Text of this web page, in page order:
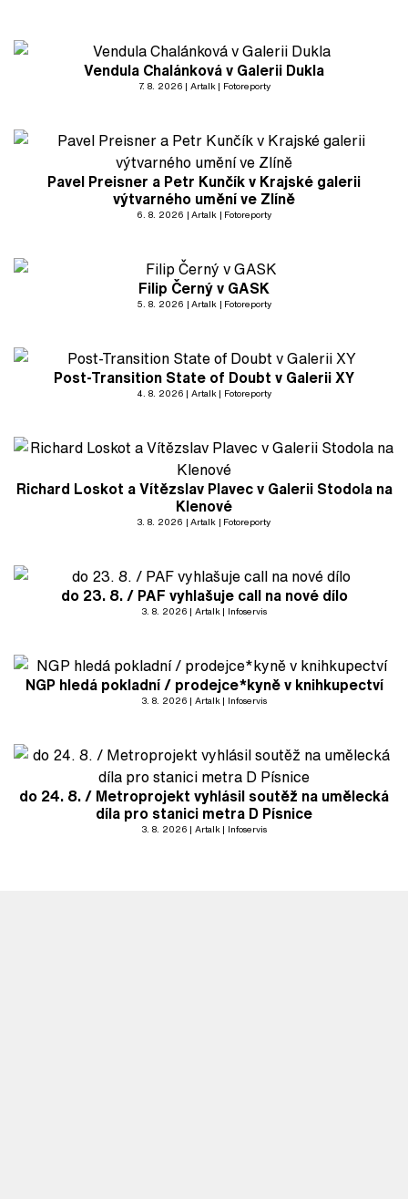
Vendula Chalánková v Galerii Dukla
7. 8. 2026 Artalk Fotoreporty
Pavel Preisner a Petr Kunčík v Krajské galerii
výtvarného umění ve Zlíně
6. 8. 2026 Artalk Fotoreporty
Filip Černý v GASK
5. 8. 2026 Artalk Fotoreporty
Post-Transition State of Doubt v Galerii XY
4. 8. 2026 Artalk Fotoreporty
Richard Loskot a Vítězslav Plavec v Galerii Stodola na
Klenové
3. 8. 2026 Artalk Fotoreporty
do 23. 8. / PAF vyhlašuje call na nové dílo
3. 8. 2026 Artalk Infoservis
NGP hledá pokladní / prodejce*kyně v knihkupectví
3. 8. 2026 Artalk Infoservis
do 24. 8. / Metroprojekt vyhlásil soutěž na umělecká
díla pro stanici metra D Písnice
3. 8. 2026 Artalk Infoservis